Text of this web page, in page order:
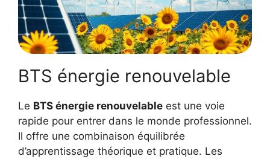
BTS énergie renouvelable
Le BTS énergie renouvelable est une voie
rapide pour entrer dans le monde professionnel.
Il offre une combinaison équilibrée
d’apprentissage théorique et pratique. Les